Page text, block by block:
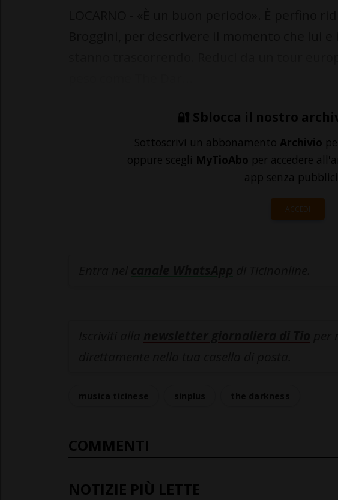
🔐 Sblocca il nostro
Sottoscrivi un abbonamento Archivio
oppure scegli MyTioAbo per accedere
app senza
ACCEDI
COMMENTI
NOTIZIE PIÙ LETTE